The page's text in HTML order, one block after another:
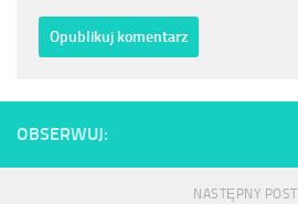
OBSERWUJ:
NASTĘPNY POST